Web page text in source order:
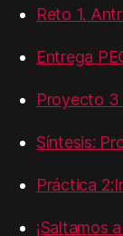
Reto 1.
Entrega
Proyecto 3
Síntesis:
Práctica
¡Saltamos